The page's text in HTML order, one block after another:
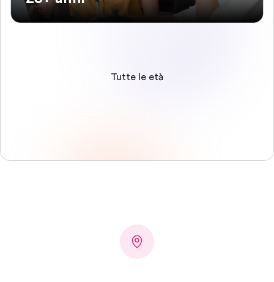
Tutte le età